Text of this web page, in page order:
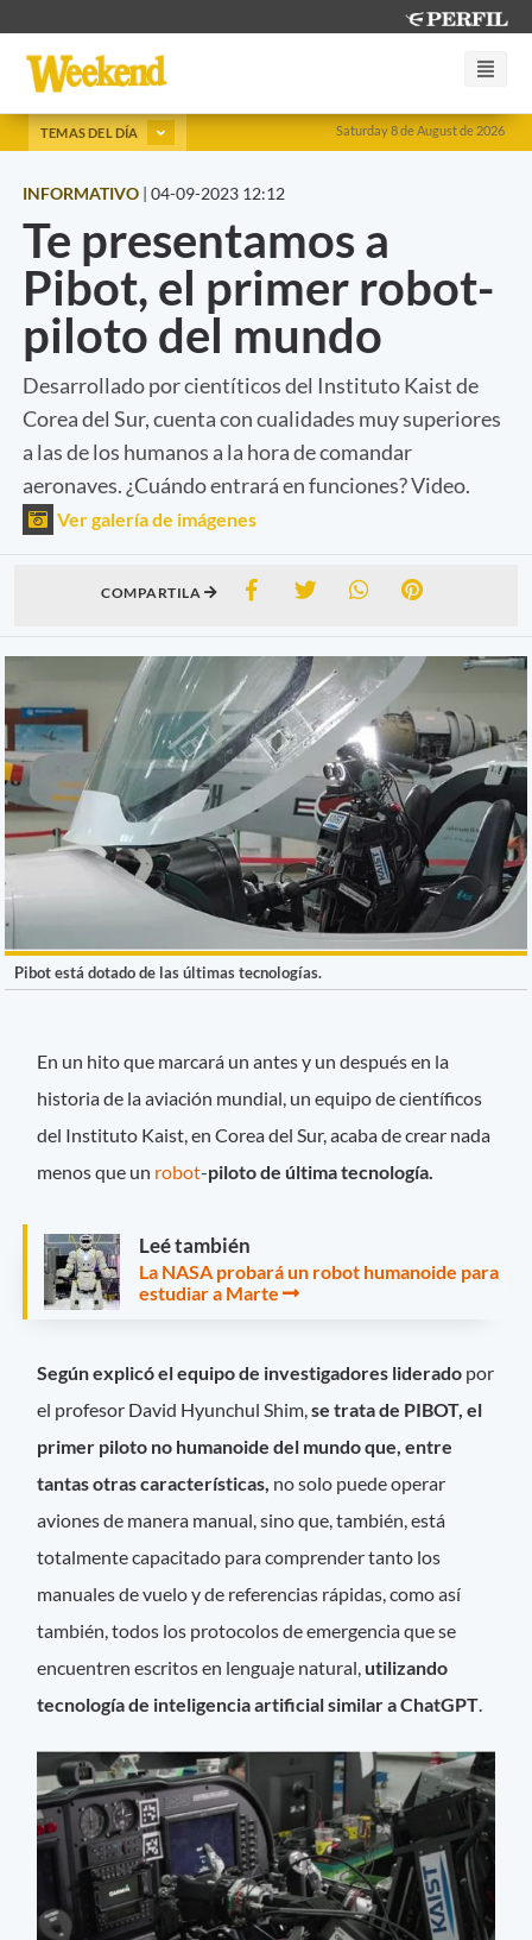
Saturday 8 de August de 2026
TEMAS DEL DÍA
INFORMATIVO | 04-09-2023 12:12
Te presentamos a
Pibot, el primer robot-
piloto del mundo
Desarrollado por cientíticos del Instituto Kaist de
Corea del Sur, cuenta con cualidades muy superiores
a las de los humanos a la hora de comandar
aeronaves. ¿Cuándo entrará en funciones? Video.
Ver galería de imágenes
COMPARTILA
Pibot está dotado de las últimas tecnologías.
En un hito que marcará un antes y un después en la
historia de la aviación mundial, un equipo de científicos
del Instituto Kaist, en Corea del Sur, acaba de crear nada
menos que un robot-piloto de última tecnología.
Leé también
La NASA probará un robot humanoide para
estudiar a Marte
Según explicó el equipo de investigadores liderado por
el profesor David Hyunchul Shim,se trata de PIBOT, el
primer piloto no humanoide del mundo que, entre
tantas otras características, no solo puede operar
aviones de manera manual, sino que, también, está
totalmente capacitado para comprender tanto los
manuales de vuelo y de referencias rápidas, como así
también, todos los protocolos de emergencia que se
encuentren escritos en lenguaje natural, utilizando
tecnología de inteligencia artificial similar a ChatGPT.